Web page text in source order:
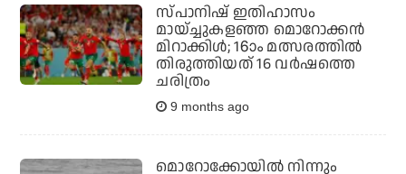
സ്പാനിഷ് ഇതിഹാസം
മായ്ച്ചുകളഞ്ഞ മൊറോക്കന്‍
മിറാക്കിള്‍; 16ാം മത്സരത്തില്‍
തിരുത്തിയത് 16 വര്‍ഷത്തെ
ചരിത്രം
9 months ago
മൊറോക്കോയിൽ നിന്നും